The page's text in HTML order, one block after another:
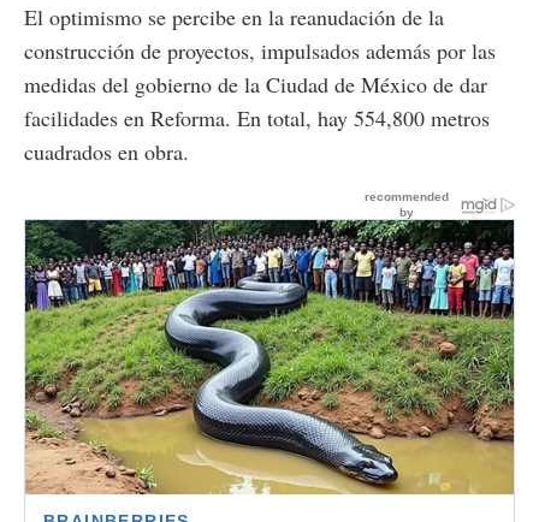
El optimismo se percibe en la reanudación de la
construcción de proyectos, impulsados además por las
medidas del gobierno de la Ciudad de México de dar
facilidades en Reforma. En total, hay 554,800 metros
cuadrados en obra.